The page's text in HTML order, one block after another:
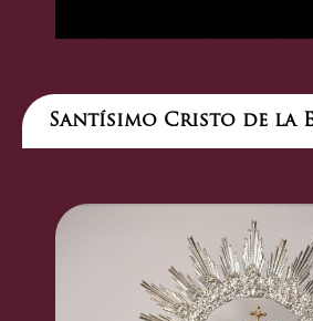
Santísimo Cristo de la